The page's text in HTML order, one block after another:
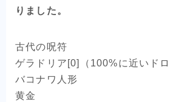
りました。
古代の呪符
ゲラドリア[0]（100%に近いドロ
バコナワ人形
黄金